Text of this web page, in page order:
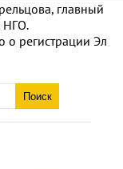
главный
НГО.
о регистрации Эл